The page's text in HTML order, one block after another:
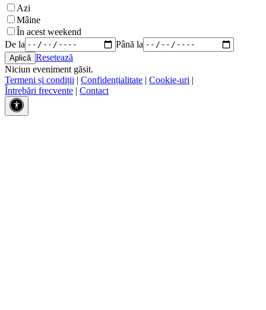
Azi
Mâine
În acest weekend
De la
Până la
Resetează
Niciun eveniment găsit.
Termeni și condiții | Confidențialitate | Cookie-uri |
Întrebări frecvente | Contact